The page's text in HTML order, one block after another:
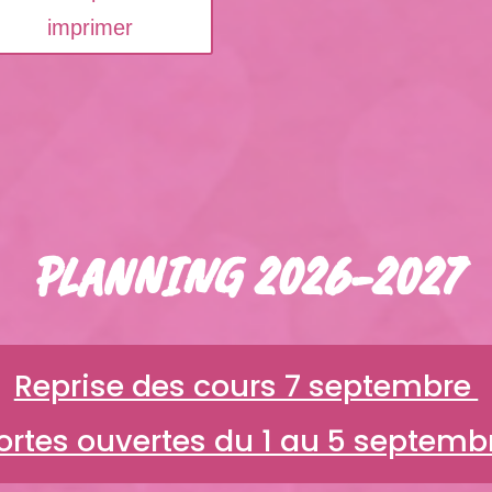
imprimer
PLANNING 2026-2027
Reprise des cours 7 septembre
ouvertes du 1 au 5